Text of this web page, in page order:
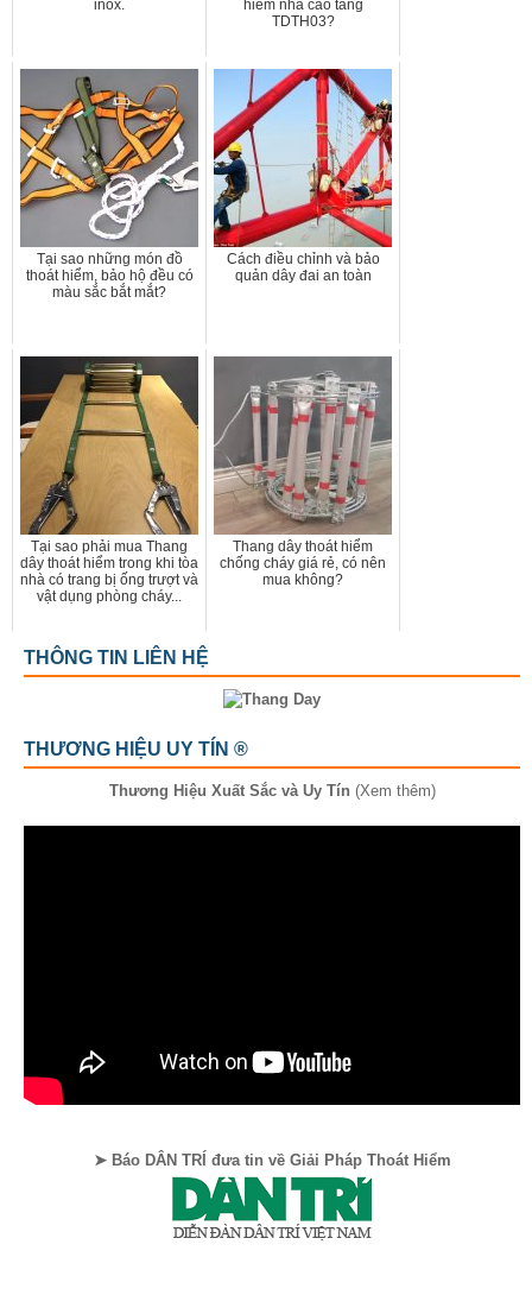
inox.
hiểm nhà cao tầng
TDTH03?
Tại sao những món đồ
thoát hiểm, bảo hộ đều có
màu sắc bắt mắt?
Cách điều chỉnh và bảo
quản dây đai an toàn
Tại sao phải mua Thang
dây thoát hiểm trong khi tòa
nhà có trang bị ống trượt và
vật dụng phòng cháy...
Thang dây thoát hiểm
chống cháy giá rẻ, có nên
mua không?
THÔNG TIN LIÊN HỆ
THƯƠNG HIỆU UY TÍN ®
Thương Hiệu Xuất Sắc và Uy Tín (Xem thêm)
➤ Báo DÂN TRÍ đưa tin về Giải Pháp Thoát Hiểm